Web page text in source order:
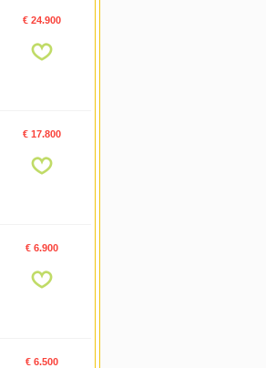
€ 24.900
€ 17.800
€ 6.900
€ 6.500